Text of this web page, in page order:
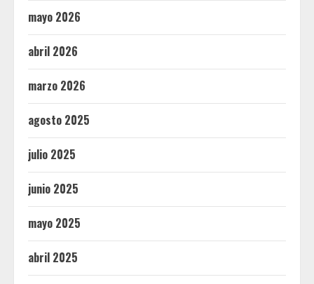
mayo 2026
abril 2026
marzo 2026
agosto 2025
julio 2025
junio 2025
mayo 2025
abril 2025